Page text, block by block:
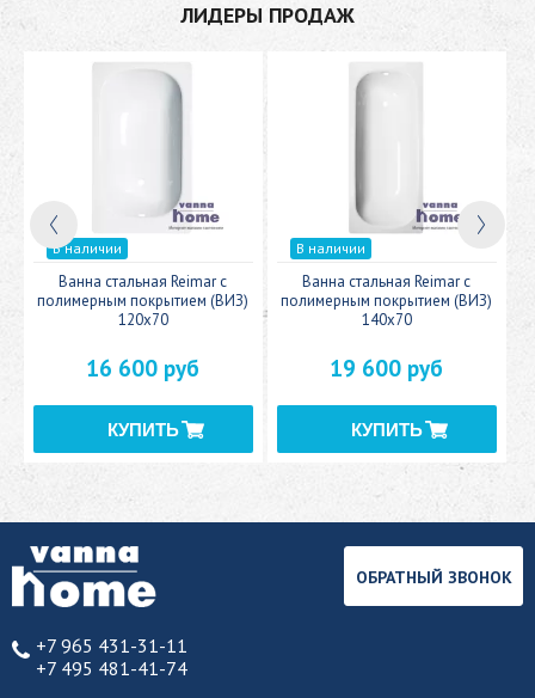
ЛИДЕРЫ ПРОДАЖ
В наличии
Ванна стальная Reimar с
полимерным покрытием (ВИЗ)
120x70
16 600 руб
В наличии
Ванна стальная Reimar с
полимерным покрытием (ВИЗ)
140x70
19 600 руб
+7 965 431-31-11
+7 495 481-41-74
ОБРАТНЫЙ ЗВОНОК